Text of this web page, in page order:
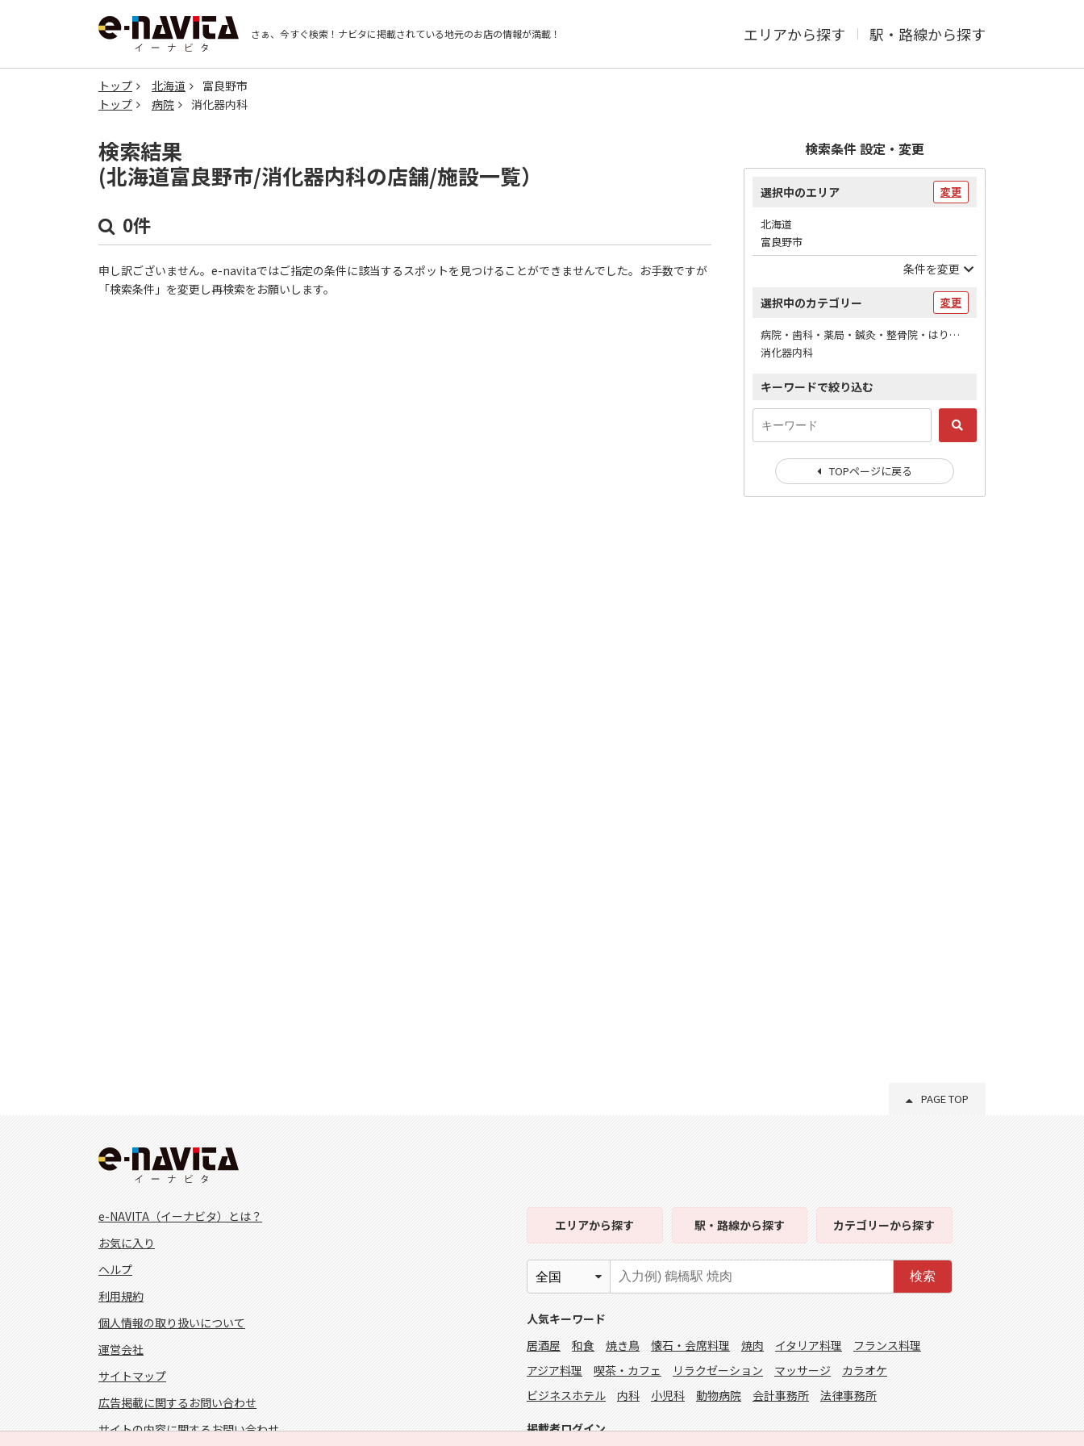
さぁ、今すぐ検索！ ナビタに掲載されている地元のお店の情報が満載！ エリアから探す 駅・路線から探す
トップ 北海道
富良野市
トップ
病院 消化器内科
検索結果
(北海道富良野市/消化器内科の店舗/施設一覧）
0件
申し訳ございません。e-navitaではご指定の条件に該当するスポットを見つけることができませんでした。お手数ですが
「検索条件」を変更し再検索をお願いします。
検索条件 設定・変更
選択中のエリア 変更
北海道
富良野市
条件を変更
選択中のカテゴリー 変更
病院・歯科・薬局・鍼灸・整骨院・はりマッサージ / 病院
消化器内科
キーワードで絞り込む
TOPページに戻る
PAGE TOP
e-NAVITA（イーナビタ）とは？
お気に入り
ヘルプ
利用規約
個人情報の取り扱いについて
運営会社
サイトマップ
広告掲載に関するお問い合わせ
サイトの内容に関するお問い合わせ
エリアから探す 駅・路線から探す カテゴリーから探す
検索
人気キーワード
居酒屋
和食 焼き鳥 懐石・会席料理 焼肉 イタリア料理
フランス料理
アジア料理
喫茶・カフェ リラクゼーション マッサージ
カラオケ
ビジネスホテル
内科 小児科 動物病院 会計事務所 法律事務所
掲載者ログイン